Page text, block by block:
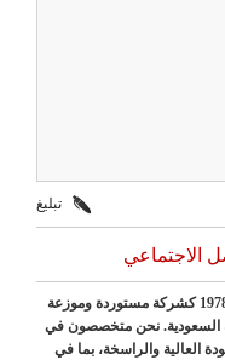
تبليغ
الاجتماعي
شركة مسارات الخير التجارية تأسست في عام 1978 كشركة مستوردة وموزعة
السعودية. نحن متخصصون في
العالية والراسخة، بما في